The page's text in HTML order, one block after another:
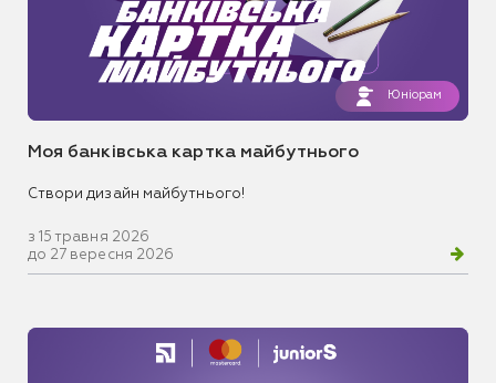
Юніорам
Моя банківська картка майбутнього
Створи дизайн майбутнього!
з 15 травня 2026
до 27 вересня 2026